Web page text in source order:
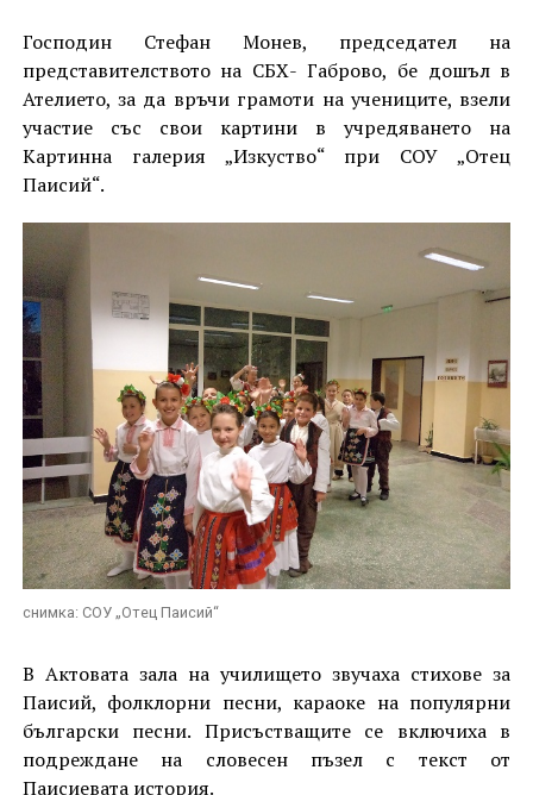
Господин Стефан Монев, председател на
представителството на СБХ- Габрово, бе дошъл в
Ателието, за да връчи грамоти на учениците, взели
участие със свои картини в учредяването на
Картинна галерия „Изкуство“ при СОУ „Отец
Паисий“.
снимка: СОУ „Отец Паисий“
В Актовата зала на училището звучаха стихове за
Паисий, фолклорни песни, караоке на популярни
български песни. Присъстващите се включиха в
подреждане на словесен пъзел с текст от
Паисиевата история.